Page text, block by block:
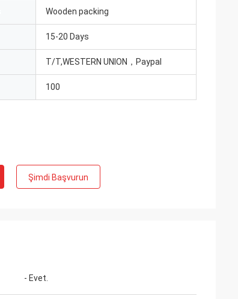
Wooden packing
15-20 Days
T/T,WESTERN UNION，Paypal
100
Şimdi Başvurun
- Evet.